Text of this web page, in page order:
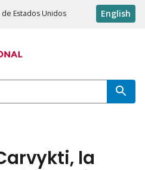
Estados Unidos English
la